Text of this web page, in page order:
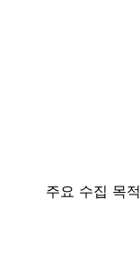
주요 수집 목적